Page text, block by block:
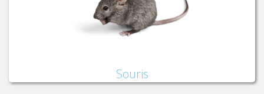
Souris